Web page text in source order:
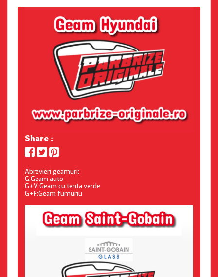
Share :
Abrevieri geamuri:
G:Geam auto
G+V:Geam cu tenta verde
G+F:Geam fumuriu